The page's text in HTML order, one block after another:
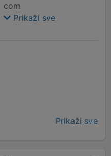
com
Prikaži sve
Prikaži sve